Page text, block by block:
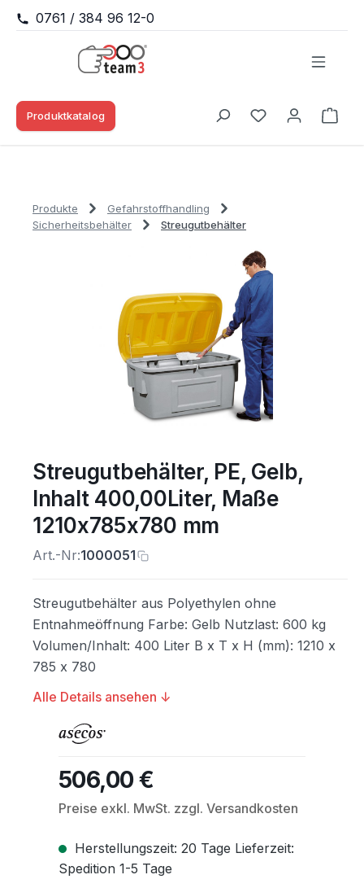
Zum Hauptinhalt springen
0761 / 384 96 12-0
Produktkatalog
Du hast 0
Produkte
Gefahrstoffhandling
Sicherheitsbehälter
Streugutbehälter
Streugutbehälter, PE, Gelb,
Inhalt 400,00Liter, Maße
1210x785x780 mm
Art.-Nr:1000051
Streugutbehälter aus Polyethylen ohne
Entnahmeöffnung Farbe: Gelb Nutzlast: 600 kg
Volumen/Inhalt: 400 Liter B x T x H (mm): 1210 x
785 x 780
Alle Details ansehen ↓
Regulärer Preis:
506,00 €
Preise exkl. MwSt. zzgl. Versandkosten
Herstellungszeit: 20 Tage Lieferzeit:
Spedition 1-5 Tage